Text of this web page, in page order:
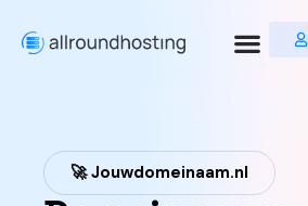
🚀 Jouwdomeinaam.nl